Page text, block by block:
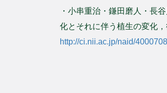
・小串重治・鎌田磨人・長
化とそれに伴う植生の変化
http://ci.nii.ac.jp/naid/